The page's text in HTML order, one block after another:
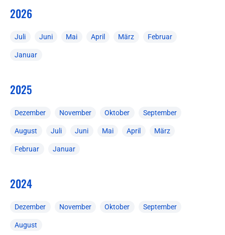
2026
Juli Juni Mai April März Februar
Januar
2025
Dezember November Oktober September
August Juli Juni Mai April März
Februar Januar
2024
Dezember November Oktober September
August